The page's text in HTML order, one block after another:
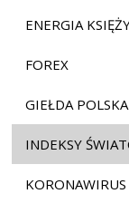
ENERGIA
FOREX
GIEŁDA POLSKA
INDEKSY
KORONAWIRUS